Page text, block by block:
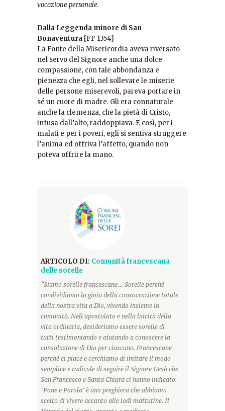
vocazione personale.
Dalla Leggenda minore di San
Bonaventura [FF 1354]
La Fonte della Misericordia aveva riversato
nel servo del Signore anche una dolce
compassione, con tale abbondanza e
pienezza che egli, nel sollevare le miserie
delle persone miserevoli, pareva portare in
sé un cuore di madre. Gli era connaturale
anche la clemenza, che la pietà di Cristo,
infusa dall’alto, raddoppiava. E così, per i
malati e per i poveri, egli si sentiva struggere
l’anima ed offriva l’affetto, quando non
poteva offrire la mano.
ARTICOLO DI: Comunità francescana
delle sorelle
“Siamo sorelle francescane... Sorelle perché
condividiamo la gioia della consacrazione totale
della nostra vita a Dio, vivendo insieme in
comunità. Nell'apostolato e nella laicità della
vita ordinaria, desideriamo essere sorelle di
tutti testimoniando e aiutando a conoscere la
consolazione di Dio per ciascuno. Francescane
perché ci piace e cerchiamo di imitare il modo
semplice e radicale di seguire il Signore Gesù che
San Francesco e Santa Chiara ci hanno indicato.
"Pane e Parola" è una preghiera che abbiamo
scelto di vivere accanto alle lodi mattutine. Il